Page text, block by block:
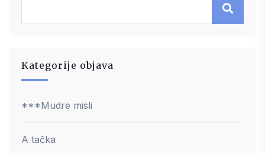
Kategorije objava
***Mudre misli
A tačka